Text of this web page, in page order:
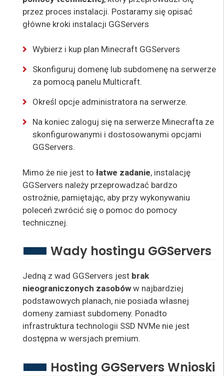
przez proces instalacji. Postaramy się opisać
główne kroki instalacji GGServers
Wybierz i kup plan Minecraft GGServers
Skonfiguruj domenę lub subdomenę na serwerze
za pomocą panelu Multicraft.
Określ opcje administratora na serwerze.
Na koniec zaloguj się na serwerze Minecrafta ze
skonfigurowanymi i dostosowanymi opcjami
GGServers.
Mimo że nie jest to łatwe zadanie, instalację
GGServers należy przeprowadzać bardzo
ostrożnie, pamiętając, aby przy wykonywaniu
poleceń zwrócić się o pomoc do pomocy
technicznej.
Wady hostingu GGServers
Jedną z wad GGServers jest brak
nieograniczonych zasobów w najbardziej
podstawowych planach, nie posiada własnej
domeny zamiast subdomeny. Ponadto
infrastruktura technologii SSD NVMe nie jest
dostępna w wersjach premium.
Hosting GGServers Wnioski